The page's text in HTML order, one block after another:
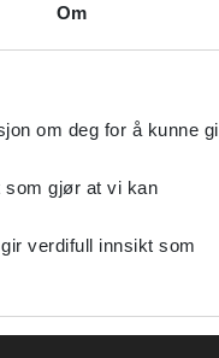
Om
om deg for å kunne gi
som gjør at vi kan
verdifull innsikt som